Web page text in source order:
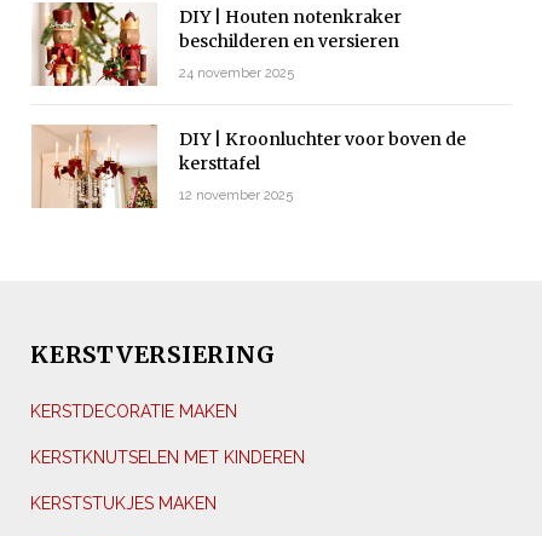
DIY | Houten notenkraker
beschilderen en versieren
24 november 2025
DIY | Kroonluchter voor boven de
kersttafel
12 november 2025
KERSTVERSIERING
KERSTDECORATIE MAKEN
KERSTKNUTSELEN MET KINDEREN
KERSTSTUKJES MAKEN